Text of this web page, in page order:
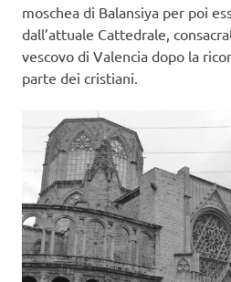
moschea di Balansiya per poi
dall’attuale Cattedrale,
vescovo di Valencia dopo la
parte dei cristiani.